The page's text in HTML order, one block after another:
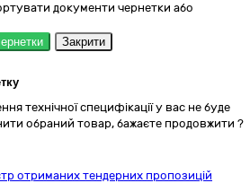
документи чернетки або
Закрити
технічної специфікації у вас не буде
обраний товар, бажаєте продовжити ?
отриманих тендерних пропозицій